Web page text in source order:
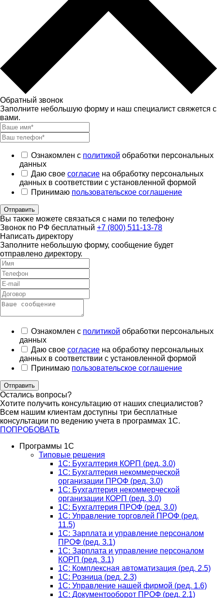
Обратный звонок
Заполните небольшую форму и наш специалист свяжется с
вами.
Ознакомлен с политикой обработки персональных
данных
Даю свое согласие на обработку персональных
данных в соответствии с установленной формой
Принимаю пользовательское соглашение
Отправить
Вы также можете связаться с нами по телефону
Звонок по РФ бесплатный +7 (800) 511-13-78
Написать директору
Заполните небольшую форму, сообщение будет
отправлено директору.
Ознакомлен с политикой обработки персональных
данных
Даю свое согласие на обработку персональных
данных в соответствии с установленной формой
Принимаю пользовательское соглашение
Отправить
Остались вопросы?
Хотите получить консультацию от наших специалистов?
Всем нашим клиентам доступны три бесплатные
консультации по ведению учета в программах 1С.
ПОПРОБОВАТЬ
Программы 1С
Типовые решения
1C: Бухгалтерия КОРП (ред. 3.0)
1С: Бухгалтерия некоммерческой
организации ПРОФ (ред. 3.0)
1С: Бухгалтерия некоммерческой
организации КОРП (ред. 3.0)
1C: Бухгалтерия ПРОФ (ред. 3.0)
1C: Управление торговлей ПРОФ (ред.
11.5)
1C: Зарплата и управление персоналом
ПРОФ (ред. 3.1)
1C: Зарплата и управление персоналом
КОРП (ред. 3.1)
1C: Комплексная автоматизация (ред. 2.5)
1С: Розница (ред. 2.3)
1С: Управление нашей фирмой (ред. 1.6)
1С: Документооборот ПРОФ (ред. 2.1)